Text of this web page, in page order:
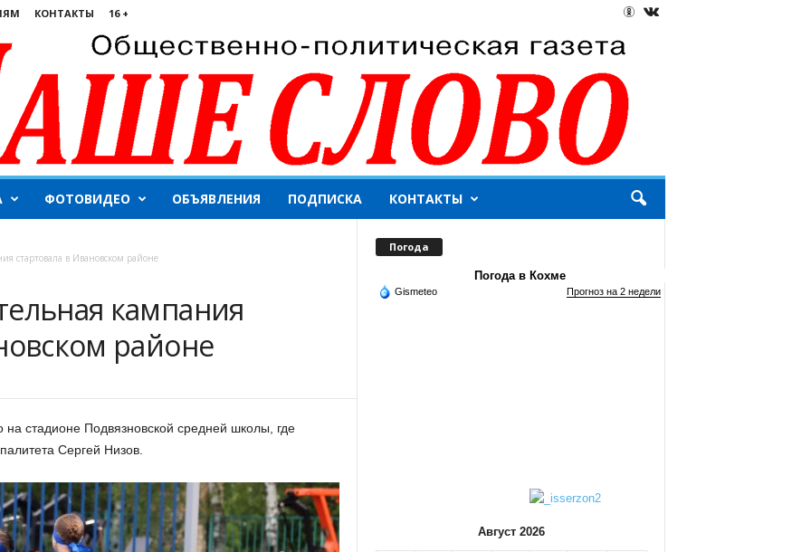
КОНТАКТЫ 16 +
ФОТОВИДЕО ОБЪЯВЛЕНИЯ ПОДПИСКА КОНТАКТЫ
стартовала в Ивановском районе
кампания
районе
стадионе Подвязновской средней школы, где
Сергей Низов.
Погода
Погода в Кохме
Gismeteo Прогноз на 2 недели
Август 2026